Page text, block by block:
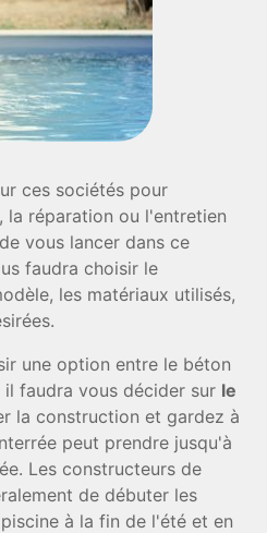
ces sociétés pour
la réparation ou l'entretien
vous lancer dans ce
faudra choisir le
les matériaux utilisés,
une option entre le béton
faudra vous décider sur le
la construction et gardez à
peut prendre jusqu'à
Les constructeurs de
de débuter les
à la fin de l'été et en